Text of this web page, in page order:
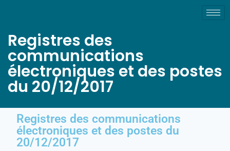
Registres des
communications
électroniques et des postes
du 20/12/2017
Registres des communications
électroniques et des postes du
20/12/2017